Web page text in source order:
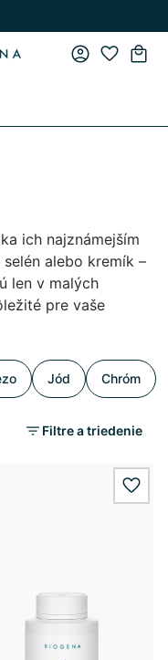
ich najznámejším
alebo kremík –
len v malých
pre vaše
Jód Chróm
Filtre a triedenie